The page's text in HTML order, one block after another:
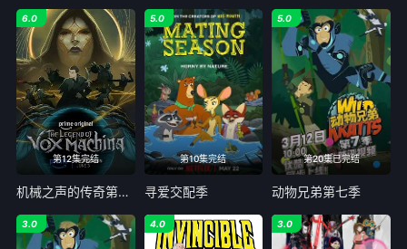
第12集完结
6.0
机械之声的传奇第四季
第10集完结
5.0
寻爱交配季
第20集已完结
5.0
动物兄弟第七季
3.0 4.0 3.0